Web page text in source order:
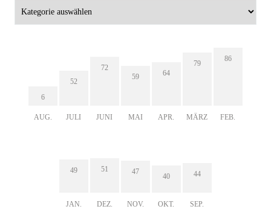
6
AUG.
52
JULI
72
JUNI
59
MAI
64
APR.
79
MÄRZ
86
FEB.
49
JAN.
51
DEZ.
47
NOV.
40
OKT.
44
SEP.